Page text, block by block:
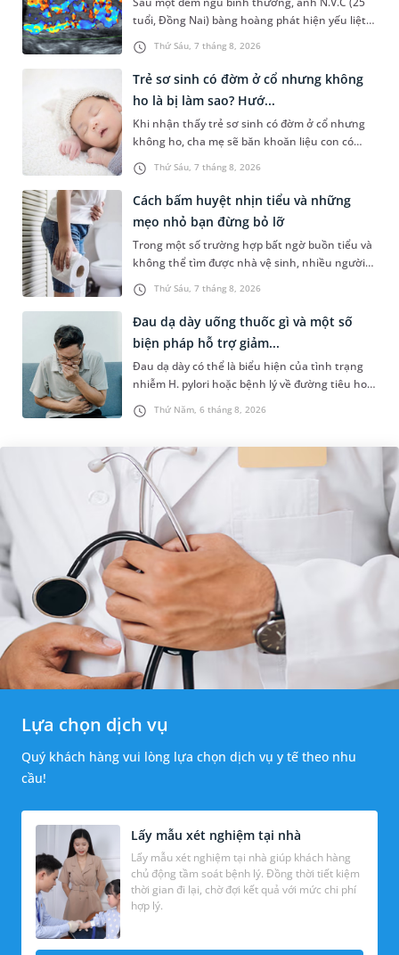
Thứ Sáu, 7 tháng 8, 2026
tuổi, Đồng Nai) bàng hoàng phát hiện yếu liệt 2
chân, không thể vận động đi lại được. Kết quả
thăm khám tại Phòng...
Thứ Sáu, 7 tháng 8, 2026
Trẻ sơ sinh có đờm ở cổ nhưng không
ho là bị làm sao? Hướ...
Khi nhận thấy trẻ sơ sinh có đờm ở cổ nhưng
không ho, cha mẹ sẽ băn khoăn liệu con có
đang mắc bệnh đường hô hấp hay không.
Những chia sẻ dưới đây sẽ giúp ch...
Thứ Sáu, 7 tháng 8, 2026
Cách bấm huyệt nhịn tiểu và những
mẹo nhỏ bạn đừng bỏ lỡ
Trong một số trường hợp bất ngờ buồn tiểu và
không thể tìm được nhà vệ sinh, nhiều người
đã áp dụng phương pháp bấm huyệt nhịn tiểu.
Vậy cách bấm huyệt nhịn...
Thứ Năm, 6 tháng 8, 2026
Đau dạ dày uống thuốc gì và một số
biện pháp hỗ trợ giảm...
Đau dạ dày có thể là biểu hiện của tình trạng
nhiễm H. pylori hoặc bệnh lý về đường tiêu hoá
khác. Dựa theo nguyên nhân cụ thể, bác sĩ sẽ
cân nhắc chỉ định p...
Lựa chọn dịch vụ
Quý khách hàng vui lòng lựa chọn dịch vụ y tế theo nhu
cầu!
Lấy mẫu xét nghiệm tại nhà
Lấy mẫu xét nghiệm tại nhà giúp khách hàng
chủ động tầm soát bệnh lý. Đồng thời tiết kiệm
thời gian đi lại, chờ đợi kết quả với mức chi phí
hợp lý.